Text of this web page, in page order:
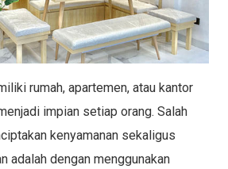
rumah, apartemen, atau kantor
impian setiap orang. Salah
kenyamanan sekaligus
adalah dengan menggunakan